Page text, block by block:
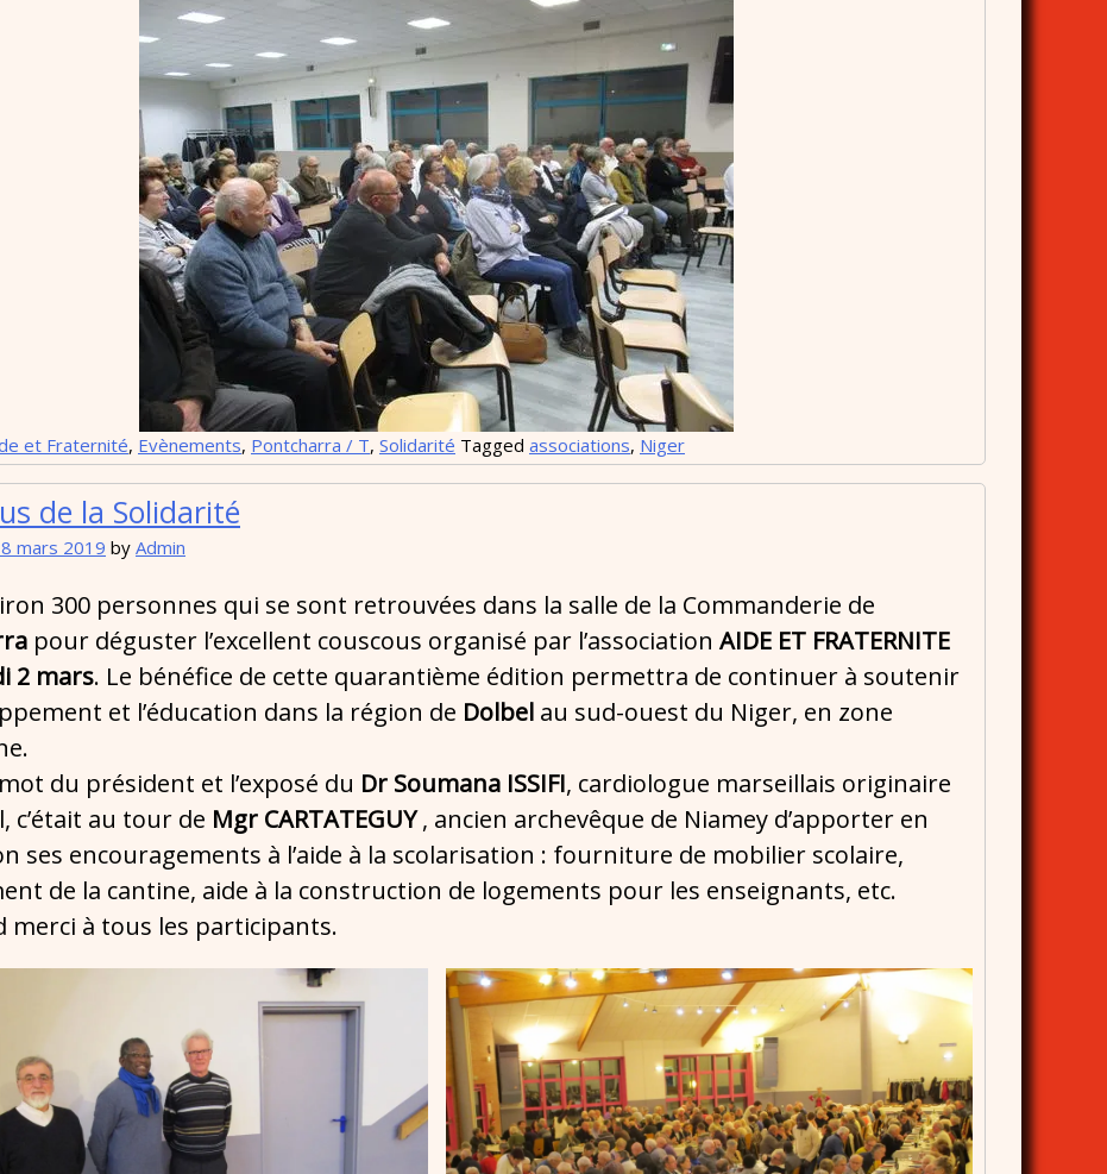
et Fraternité, Evènements, Pontcharra / T, Solidarité Tagged associations, Niger
de la Solidarité
mars 2019 by Admin
300 personnes qui se sont retrouvées dans la salle de la Commanderie de
pour déguster l’excellent couscous organisé par l’association AIDE ET FRATERNITE
2 mars. Le bénéfice de cette quarantième édition permettra de continuer à soutenir
et l’éducation dans la région de Dolbel au sud-ouest du Niger, en zone
du président et l’exposé du Dr Soumana ISSIFI, cardiologue marseillais originaire
c’était au tour de Mgr CARTATEGUY, ancien archevêque de Niamey d’apporter en
ses encouragements à l’aide à la scolarisation : fourniture de mobilier scolaire,
de la cantine, aide à la construction de logements pour les enseignants, etc.
merci à tous les participants.